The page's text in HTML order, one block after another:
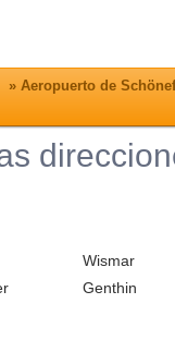
» Aeropuerto de
Wismar
Genthin